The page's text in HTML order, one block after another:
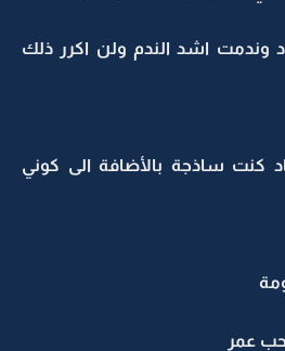
اشد الندم ولن اكرر ذلك
ساذجة بالأضافة الى كوني
عمر